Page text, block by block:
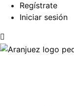
Regístrate
Iniciar sesión